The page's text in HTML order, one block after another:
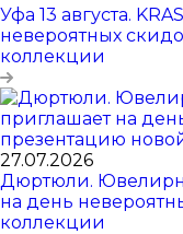
Уфа 13 августа.
невероятных
коллекции
27.07.2026
Дюртюли.
на день
коллекции